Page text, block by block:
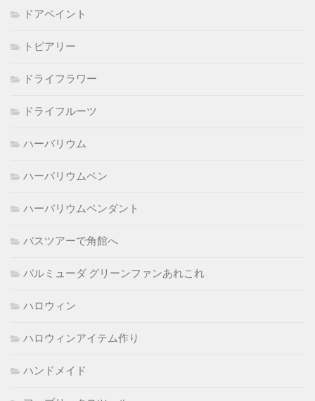
ドアペイント
トピアリー
ドライフラワー
ドライフルーツ
ハーバリウム
ハーバリウムペン
ハーバリウムペンダント
バスツアーで角館へ
バルミューダ グリーンファンあれこれ
ハロウィン
ハロウィンアイテム作り
ハンドメイド